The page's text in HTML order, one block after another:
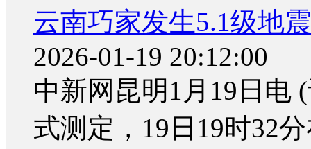
云南巧家发生5.1级地
2026-01-19 20:12:00
中新网昆明1月19日电
式测定，19日19时32